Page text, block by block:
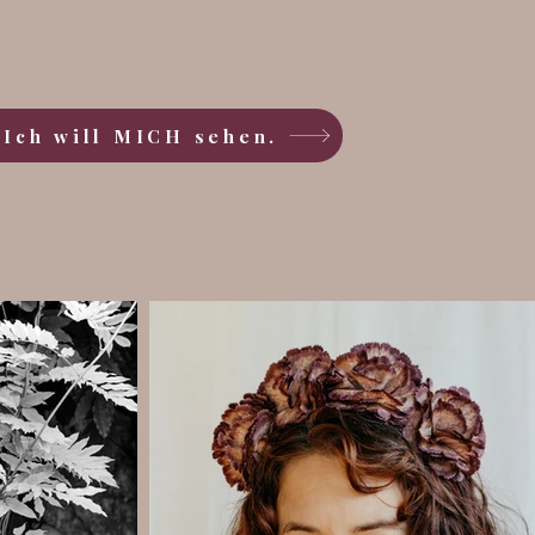
Ich will MICH sehen.